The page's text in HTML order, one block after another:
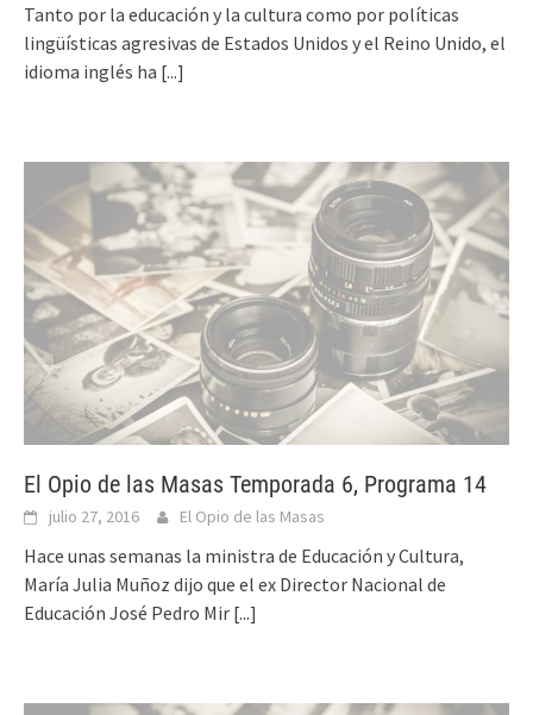
Tanto por la educación y la cultura como por políticas
lingüísticas agresivas de Estados Unidos y el Reino Unido, el
idioma inglés ha [...]
El Opio de las Masas Temporada 6, Programa 14
julio 27, 2016 El Opio de las Masas
Hace unas semanas la ministra de Educación y Cultura,
María Julia Muñoz dijo que el ex Director Nacional de
Educación José Pedro Mir [...]